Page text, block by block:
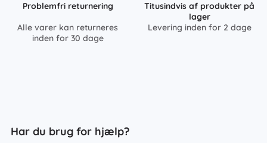
Problemfri returnering
Alle varer kan returneres
inden for 30 dage
Titusindvis af produkter på
lager
Levering inden for 2 dage
Har du brug for hjælp?